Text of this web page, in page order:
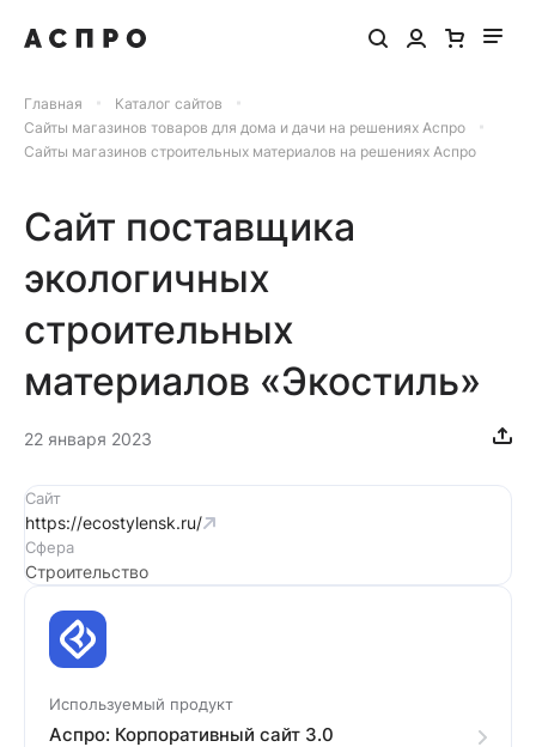
Главная
Каталог сайтов
Сайты магазинов товаров для дома и дачи на решениях Аспро
Сайты магазинов строительных материалов на решениях Аспро
Сайт поставщика
экологичных
строительных
материалов «Экостиль»
22 января 2023
Сайт
https://ecostylensk.ru/
Сфера
Строительство
Используемый продукт
Аспро: Корпоративный сайт 3.0